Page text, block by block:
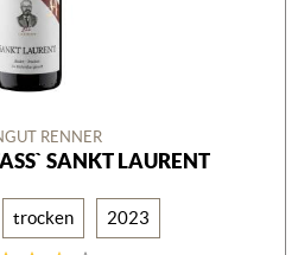
RENNER
SANKT LAURENT
trocken 2023